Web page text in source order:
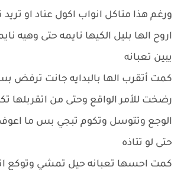
ورغم هذا متاكل انواب اكول عناد او
اروح الها بليل الكيها نايمه حتى وهيه
يبين تعبانه
كمت أتقرب الها بالبدايه جانت ترفض
رضخت للأمر الواقع وحتى من اتقربلها
الوجع وتتوسل وتكوم تبجي بس ما
حتى لو تتاذه
كمت احسها تعبانه حيل تمشي وتوكع